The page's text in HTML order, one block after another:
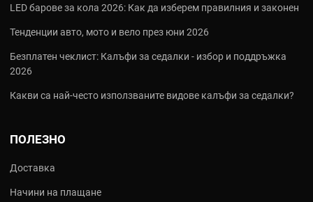
LED барове за кола 2026: Как да изберем правилния и законен
Тенденции авто, мото и вело през юни 2026
Безплатен чеклист: Калъфи за седалки - избор и поддръжка
2026
Какви са най‑често използваните видове калъфи за седалки?
ПОЛЕЗНО
Доставка
Начини на плащане